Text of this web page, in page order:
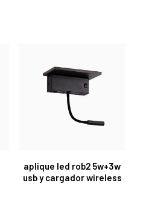
aplique led rob2 5w+3w
usb y cargador wireless